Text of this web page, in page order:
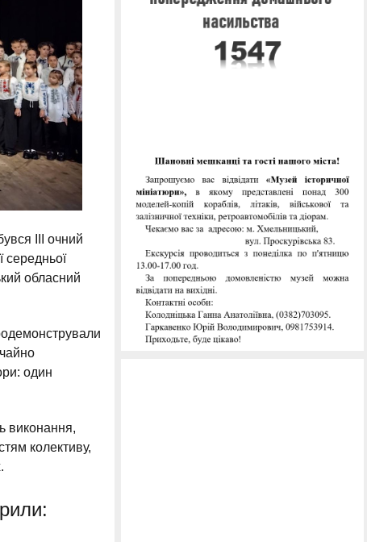
ІІІ очний
середньої
обласний
один
виконання,
колективу,